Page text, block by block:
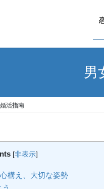
男
活指南
[非表示]
構え、大切な姿勢